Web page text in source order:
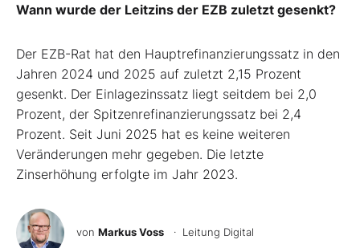
Wann wurde der Leitzins der EZB zuletzt gesenkt?
Der EZB-Rat hat den Hauptrefinanzierungssatz in den
Jahren 2024 und 2025 auf zuletzt 2,15 Prozent
gesenkt. Der Einlagezinssatz liegt seitdem bei 2,0
Prozent, der Spitzenrefinanzierungssatz bei 2,4
Prozent. Seit Juni 2025 hat es keine weiteren
Veränderungen mehr gegeben. Die letzte
Zinserhöhung erfolgte im Jahr 2023.
von Markus Voss · Leitung Digital